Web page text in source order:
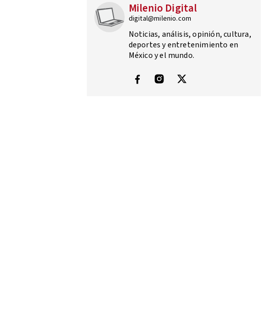
Milenio Digital
digital@milenio.com
Noticias, análisis, opinión, cultura,
deportes y entretenimiento en
México y el mundo.